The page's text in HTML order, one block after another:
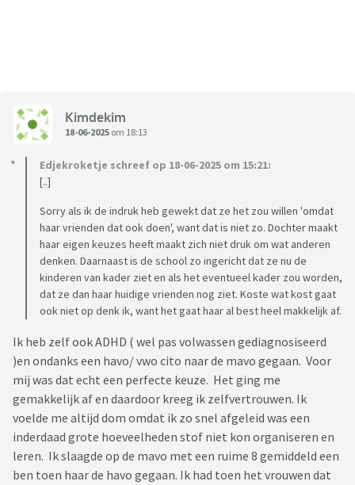
Kimdekim
18-06-2025 om 18:13
Edjekroketje schreef op 18-06-2025 om 15:21:
[..]
Sorry als ik de indruk heb gewekt dat ze het zou willen 'omdat
haar vrienden dat ook doen', want dat is niet zo. Dochter maakt
haar eigen keuzes heeft maakt zich niet druk om wat anderen
denken. Daarnaast is de school zo ingericht dat ze nu de
kinderen van kader ziet en als het eventueel kader zou worden,
dat ze dan haar huidige vrienden nog ziet. Koste wat kost gaat
ook niet op denk ik, want het gaat haar al best heel makkelijk af.
Ik heb zelf ook ADHD ( wel pas volwassen gediagnosiseerd
)en ondanks een havo/ vwo cito naar de mavo gegaan. Voor
mij was dat echt een perfecte keuze. Het ging me
gemakkelijk af en daardoor kreeg ik zelfvertrouwen. Ik
voelde me altijd dom omdat ik zo snel afgeleid was een
inderdaad grote hoeveelheden stof niet kon organiseren en
leren. Ik slaagde op de mavo met een ruime 8 gemiddeld een
ben toen haar de havo gegaan. Ik had toen het vrouwen dat